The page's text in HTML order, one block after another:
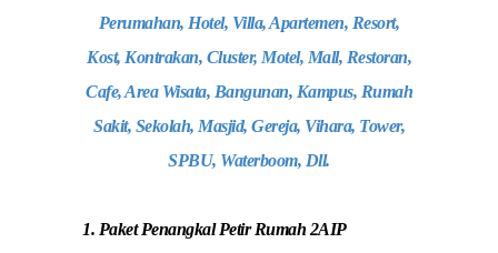
Perumahan, Hotel, Villa, Apartemen, Resort,
Kost, Kontrakan, Cluster, Motel, Mall, Restoran,
Cafe, Area Wisata, Bangunan, Kampus, Rumah
Sakit, Sekolah, Masjid, Gereja, Vihara, Tower,
SPBU, Waterboom, Dll.
1. Paket Penangkal Petir Rumah 2AIP